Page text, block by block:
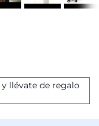
llévate de regalo